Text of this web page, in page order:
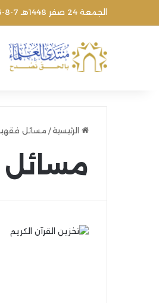
الجمعة 24 صفر 1448هـ 7-8-2026م
الرئيسية/ مسائل
مسائل